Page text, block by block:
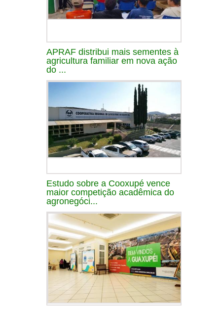
APRAF distribui mais sementes à
agricultura familiar em nova ação
do ...
Estudo sobre a Cooxupé vence
maior competição acadêmica do
agronegóci...